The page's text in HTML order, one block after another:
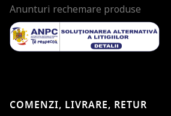
Anunturi rechemare produse
COMENZI, LIVRARE, RETUR